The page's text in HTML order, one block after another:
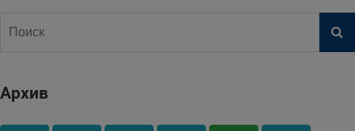
Архив